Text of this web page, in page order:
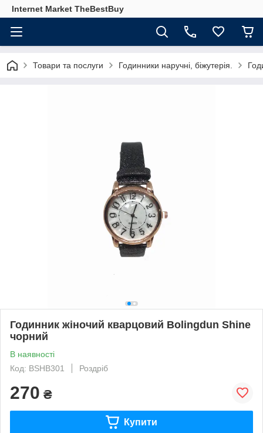
Internet Market TheBestBuy
Товари та послуги Годинники наручні, біжутерія.
Годинник жіночий кварцовий Bolingdun Shine
чорний
В наявності
Код: BSHB301
Роздріб
270 ₴
Купити